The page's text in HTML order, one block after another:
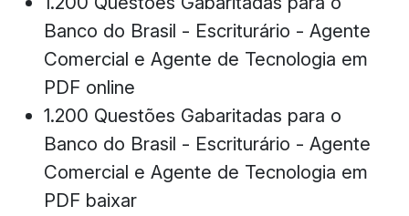
Banco do Brasil - Escriturário - Agente
Comercial e Agente de Tecnologia em
PDF online
1.200 Questões Gabaritadas para o
Banco do Brasil - Escriturário - Agente
Comercial e Agente de Tecnologia em
PDF baixar